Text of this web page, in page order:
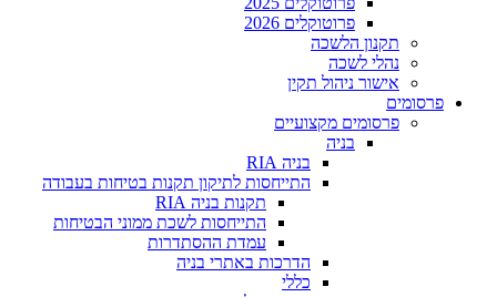
פרוטוקלים 2026
תקנון הלשכה
נהלי לשכה
אישור ניהול תקין
פרסומים
פרסומים מקצועיים
בניה
בניה RIA
התייחסות לתיקון תקנות בטיחות בעבודה
תקנות בניה RIA
התייחסות לשכת ממוני הבטיחות
עמדת ההסתדרות
הדרכות באתרי בניה
כללי